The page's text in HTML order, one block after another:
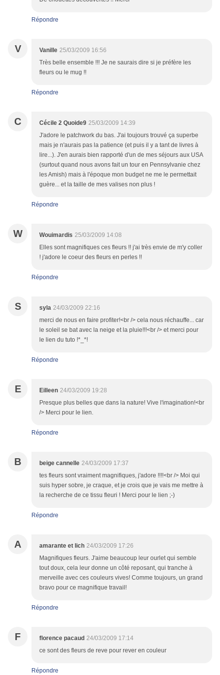
Répondre
V Vanille 25/03/2009 16:56
Très belle ensemble !!! Je ne saurais dire si je préfère les
fleurs ou le mug !!
Répondre
C Cécile 2 Quoide9 25/03/2009 14:39
J'adore le patchwork du bas. J'ai toujours trouvé ça superbe
mais je n'aurais pas la patience (et puis il y a tant de livres à
lire...). J'en aurais bien rapporté d'un de mes séjours aux USA
(surtout quand nous avons fait un tour en Pennsylvanie chez
les Amish) mais à l'époque mon budget ne me le permettait
guère... et la taille de mes valises non plus !
Répondre
W Wouimardis 25/03/2009 14:08
Elles sont magnifiques ces fleurs !! j'ai très envie de m'y coller
! j'adore le coeur des fleurs en perles !!
Répondre
S syla 24/03/2009 22:16
merci de nous en faire profiter!<br /> cela nous réchauffe... car
le soleil se bat avec la neige et la pluie!!!<br /> et merci pour
le lien du tuto !*_*!
Répondre
E Eilleen 24/03/2009 19:28
Presque plus belles que dans la nature! Vive l'imagination!<br
/> Merci pour le lien.
Répondre
B beige cannelle 24/03/2009 17:37
tes fleurs sont vraiment magnifiques, j'adore !!!!<br /> Moi qui
suis hyper sobre, je craque, et je crois que je vais me mettre à
la recherche de ce tissu fleuri ! Merci pour le lien ;-)
Répondre
A amarante et lich 24/03/2009 17:26
Magnifiques fleurs. J'aime beaucoup leur ourlet qui semble
tout doux, cela leur donne un côté reposant, qui tranche à
merveille avec ces couleurs vives! Comme toujours, un grand
bravo pour ce magnifique travail!
Répondre
F florence pacaud 24/03/2009 17:14
ce sont des fleurs de reve pour rever en couleur
Répondre